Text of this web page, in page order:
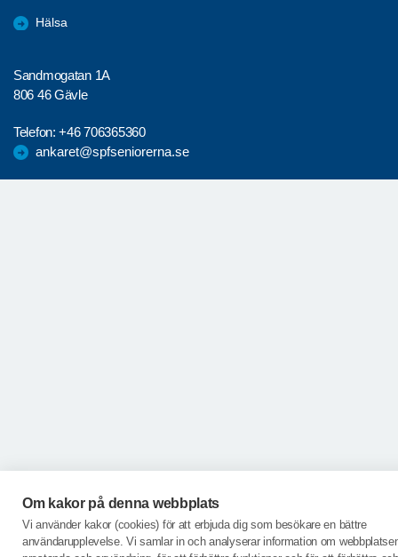
Om kakor på denna webbplats
Vi använder kakor (cookies) för att erbjuda dig som besökare en bättre
användarupplevelse. Vi samlar in och analyserar information om
Hälsa
Sandmogatan 1A
806 46 Gävle
Telefon:+46 706365360
ankaret@spfseniorerna.se